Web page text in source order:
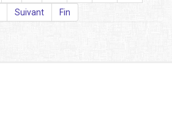
Suivant Fin